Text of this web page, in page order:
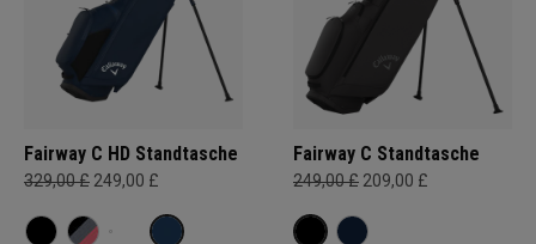
Fairway C HD Standtasche
329,00 £ 249,00 £
Fairway C Standtasche
249,00 £ 209,00 £